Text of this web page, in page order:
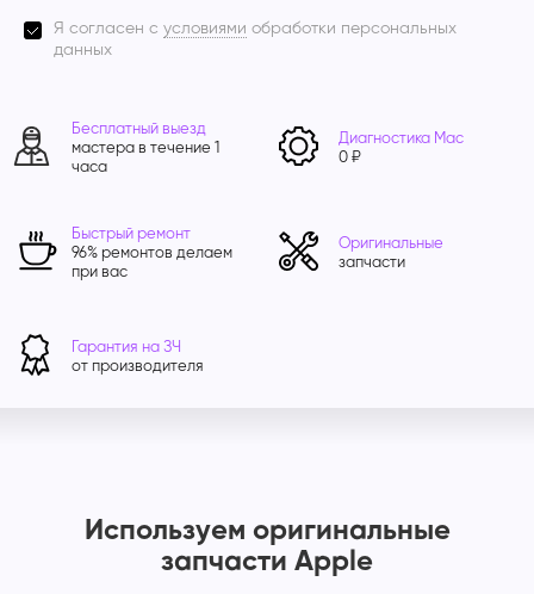
Я согласен с условиями обработки персональных
данных
Бесплатный выезд
мастера в течение 1
часа
Диагностика Mac
0 ₽
Быстрый ремонт
96% ремонтов делаем
при вас
Оригинальные
запчасти
Гарантия на ЗЧ
от производителя
Используем оригинальные
запчасти Apple